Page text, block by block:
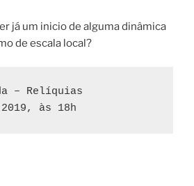
já um inicio de alguma dinâmica
de escala local?
– Relíquias
às 18h